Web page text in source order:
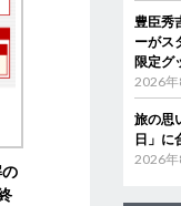
豊臣秀
ーがス
限定グ
2026年
旅の思
日」に
2026年